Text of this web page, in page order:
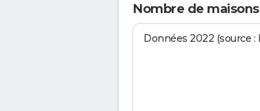
Nombre de
Données 2022 (source